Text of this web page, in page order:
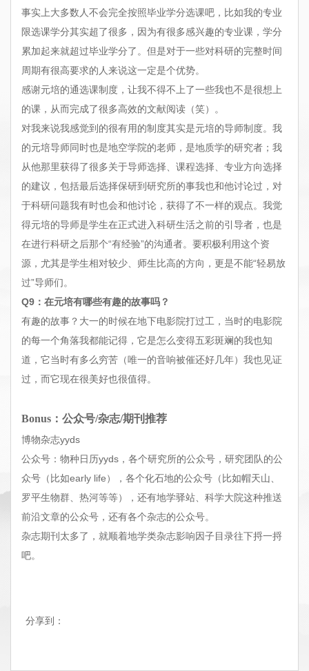
事实上大多数人不会完全按照毕业学分选课吧，比如我的专业
限选课学分其实超了很多，因为有很多感兴趣的专业课，学分
累加起来就超过毕业学分了。但是对于一些对科研的完整时间
周期有很高要求的人来说这一定是个优势。
感谢元培的通选课制度，让我不得不上了一些我也不是很想上
的课，从而完成了很多高效的文献阅读（笑）。
对我来说我感觉到的很有用的制度其实是元培的导师制度。我
的元培导师同时也是地空学院的老师，是地质学的研究者；我
从他那里获得了很多关于导师选择、课程选择、专业方向选择
的建议，包括最后选择保研到研究所的事我也和他讨论过，对
于科研问题我有时也会和他讨论，获得了不一样的观点。我觉
得元培的导师是学生在正式进入科研生活之前的引导者，也是
在进行科研之后那个“有经验”的沟通者。要积极利用这个资
源，尤其是学生相对较少、师生比高的方向，更是不能“轻易放
过”导师们。
Q9：在元培有哪些有趣的故事吗？
有趣的故事？大一的时候在地下电影院打过工，当时的电影院
的每一个角落我都能记得，它是怎么变得五彩斑斓的我也知
道，它当时有多么穷苦（唯一的音响被催还好几年）我也见证
过，而它现在很美好也很值得。
Bonus：公众号/杂志/期刊推荐
博物杂志yyds
公众号：物种日历yyds，各个研究所的公众号，研究团队的公
众号（比如early life），各个化石地的公众号（比如帽天山、
罗平生物群、热河等等），还有地学驿站、科学大院这种推送
前沿文章的公众号，还有各个杂志的公众号。
杂志期刊太多了，就顺着地学类杂志影响因子目录往下捋一捋
吧。
分享到：